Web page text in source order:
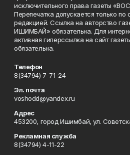
исключительного права газеты
Перепечатка допускается только по
редакцией. Ссылка на авторство
ИШИМБАЙ» обязательна. Для
активная гиперссылка на сайт
обязательна.
Телефон
8(34794) 7-71-24
Эл. почта
voshodd@yandex.ru
Адрес
453200, город Ишимбай, ул.
Рекламная служба
8(34794) 4-11-22